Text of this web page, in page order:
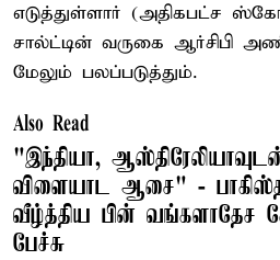
எடுத்துள்ளார் (அதிகபட்ச
சால்ட்டின் வருகை ஆர்சிபி
மேலும் பலப்படுத்தும்.
Also Read
"இந்தியா,
விளையாட ஆசை" -
வீழ்த்திய பின் வங்களாதேச
பேச்சு